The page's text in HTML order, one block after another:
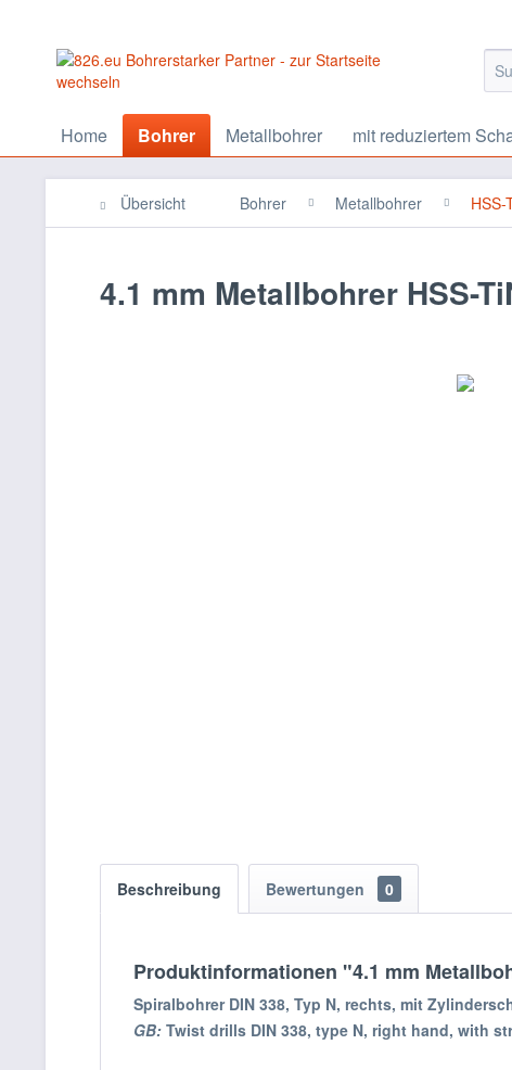
Home Bohrer Metallbohrer mit reduziertem
Übersicht Bohrer Metallbohrer
4.1 mm Metallbohrer HSS-
Beschreibung Bewertungen 0
Produktinformationen "4.1 mm
Spiralbohrer DIN 338, Typ N, rechts, mit
GB: Twist drills DIN 338, type N, right hand, with